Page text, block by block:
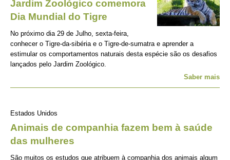
Jardim Zoológico comemora
Dia Mundial do Tigre
No próximo dia 29 de Julho, sexta-feira,
conhecer o Tigre-da-sibéria e o Tigre-de-sumatra e aprender a
estimular os comportamentos naturais desta espécie são os desafios
lançados pelo Jardim Zoológico.
Saber mais
Estados Unidos
Animais de companhia fazem bem à saúde
das mulheres
São muitos os estudos que atribuem à companhia dos animais algum